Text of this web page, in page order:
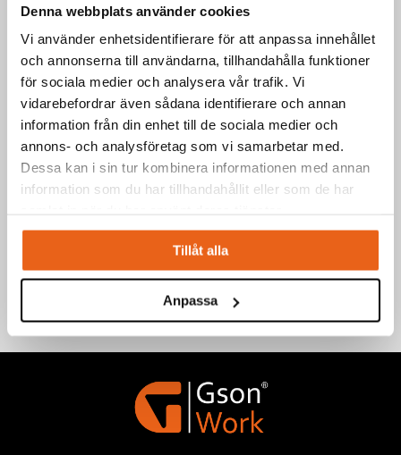
Denna webbplats använder cookies
Vi använder enhetsidentifierare för att anpassa innehållet
och annonserna till användarna, tillhandahålla funktioner
för sociala medier och analysera vår trafik. Vi
vidarebefordrar även sådana identifierare och annan
information från din enhet till de sociala medier och
annons- och analysföretag som vi samarbetar med.
Dessa kan i sin tur kombinera informationen med annan
information som du har tillhandahållit eller som de har
Tillåt alla
Anpassa
EAN-kod: 7340090280122
Välj produkt
Teknisk information